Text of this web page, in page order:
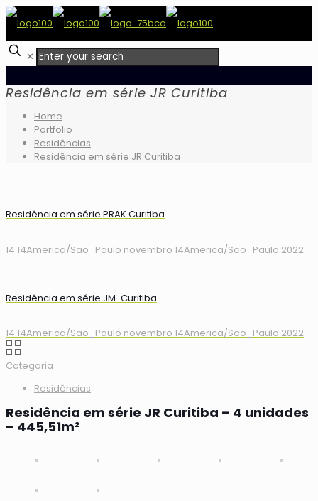
✕
Residência em série JR Curitiba
Home
Portfolio
Residências
Residência em série JR Curitiba
Residência em série PRAK Curitiba
14 14America/Sao_Paulo novembro 14America/Sao_Paulo 2022
Residência em série JM-Curitiba
14 14America/Sao_Paulo novembro 14America/Sao_Paulo 2022
Categoria
Residências
Residência em série JR Curitiba – 4 unidades
– 445,51m²